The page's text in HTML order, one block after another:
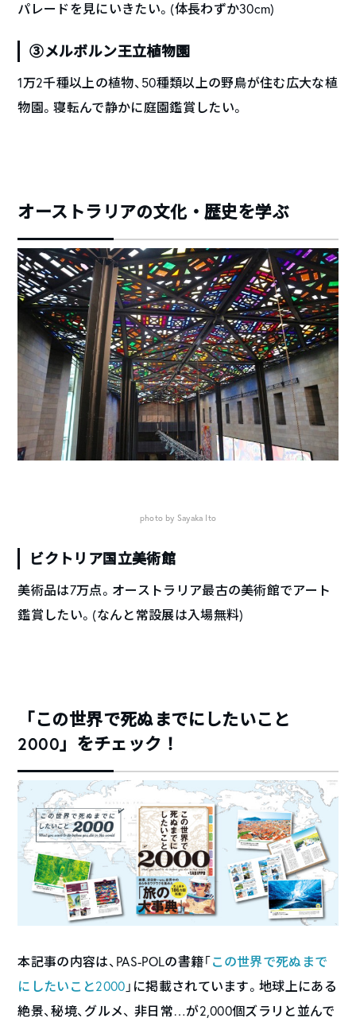
パレードを見にいきたい。(体長わずか30cm)
③メルボルン王立植物園
1万2千種以上の植物、50種類以上の野鳥が住む広大な植
物園。寝転んで静かに庭園鑑賞したい。
オーストラリアの文化・歴史を学ぶ
photo by Sayaka Ito
ビクトリア国立美術館
美術品は7万点。オーストラリア最古の美術館でアート
鑑賞したい。(なんと常設展は入場無料)
「この世界で死ぬまでにしたいこと
2000」をチェック！
本記事の内容は、PAS-POLの書籍「この世界で死ぬまで
にしたいこと2000 」に掲載されています。地球上にある
絶景、秘境、グルメ、 非日常…が2,000個ズラリと並んで